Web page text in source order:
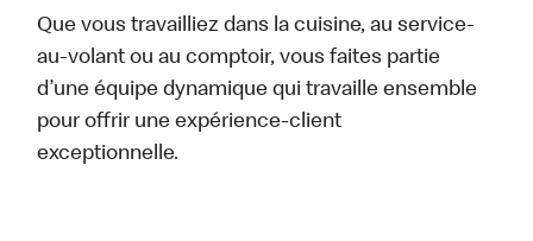
Que vous travailliez dans la cuisine, au service-
au-volant ou au comptoir, vous faites partie
d’une équipe dynamique qui travaille ensemble
pour offrir une expérience-client
exceptionnelle.